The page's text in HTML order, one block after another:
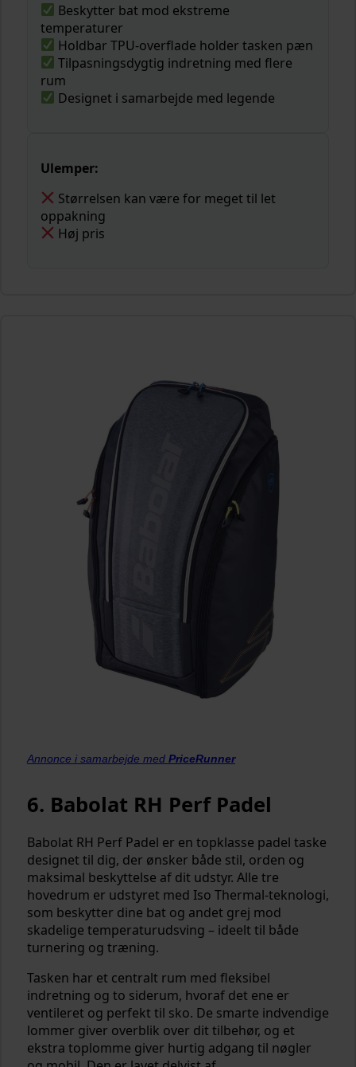
Beskytter bat mod ekstreme
temperaturer
Holdbar TPU-overflade holder tasken pæn
Tilpasningsdygtig indretning med flere
rum
Designet i samarbejde med legende
Ulemper:
Størrelsen kan være for meget til let
oppakning
Høj pris
Annonce i samarbejde med PriceRunner
6. Babolat RH Perf Padel
Babolat RH Perf Padel er en topklasse padel taske
designet til dig, der ønsker både stil, orden og
maksimal beskyttelse af dit udstyr. Alle tre
hovedrum er udstyret med Iso Thermal-teknologi,
som beskytter dine bat og andet grej mod
skadelige temperaturudsving – ideelt til både
turnering og træning.
Tasken har et centralt rum med fleksibel
indretning og to siderum, hvoraf det ene er
ventileret og perfekt til sko. De smarte indvendige
lommer giver overblik over dit tilbehør, og et
ekstra toplomme giver hurtig adgang til nøgler